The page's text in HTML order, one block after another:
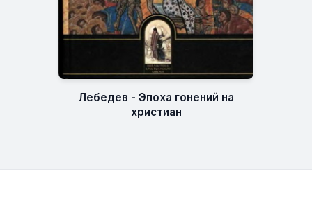
Лебедев - Эпоха гонений на
христиан